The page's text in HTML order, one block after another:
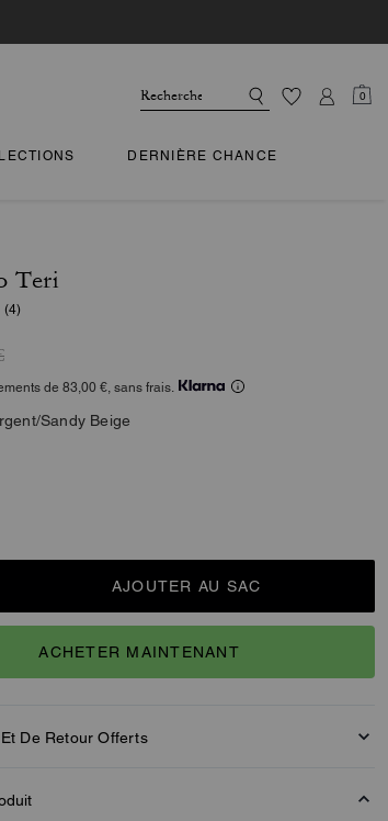
0
DERNIÈRE CHANCE
Teri
(4)
de 83,00 €, sans frais.
Sandy Beige
AJOUTER AU SAC
ACHETER MAINTENANT
De Retour Offerts